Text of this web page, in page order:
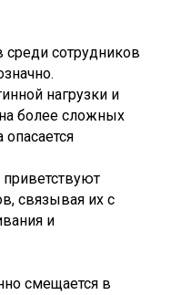
сотрудников
нагрузки и
более сложных
опасается
приветствуют
связывая их с
и
смещается в